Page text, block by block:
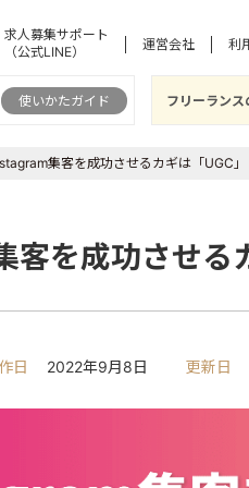
求人募集サポート
（公式LINE）
運営会社 利
使いかたガイド フリーランス
集客を成功させるカギは「UGC」
を成功させる
日 2022年9月8日 更新日